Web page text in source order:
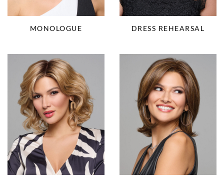
MONOLOGUE DRESS REHEARSAL